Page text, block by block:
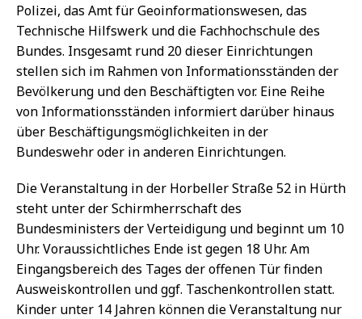
Polizei, das Amt für Geoinformationswesen, das
Technische Hilfswerk und die Fachhochschule des
Bundes. Insgesamt rund 20 dieser Einrichtungen
stellen sich im Rahmen von Informationsständen der
Bevölkerung und den Beschäftigten vor. Eine Reihe
von Informationsständen informiert darüber hinaus
über Beschäftigungsmöglichkeiten in der
Bundeswehr oder in anderen Einrichtungen.
Die Veranstaltung in der Horbeller Straße 52 in Hürth
steht unter der Schirmherrschaft des
Bundesministers der Verteidigung und beginnt um 10
Uhr. Voraussichtliches Ende ist gegen 18 Uhr. Am
Eingangsbereich des Tages der offenen Tür finden
Ausweiskontrollen und ggf. Taschenkontrollen statt.
Kinder unter 14 Jahren können die Veranstaltung nur